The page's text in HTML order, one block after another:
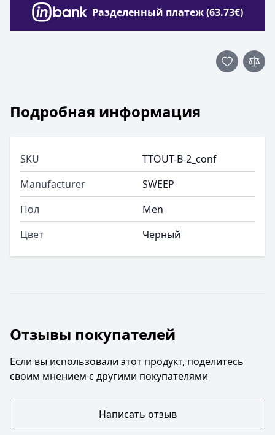
Разделенный платеж (63.73€)
Подробная информация
SKU
TTOUT-B-2_conf
Manufacturer
SWEEP
Пол
Men
Цвет
Черный
Отзывы покупателей
Если вы использовали этот продукт, поделитесь
своим мнением с другими покупателями
Написать отзыв